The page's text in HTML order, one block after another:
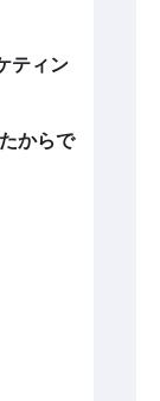
ティン
からで